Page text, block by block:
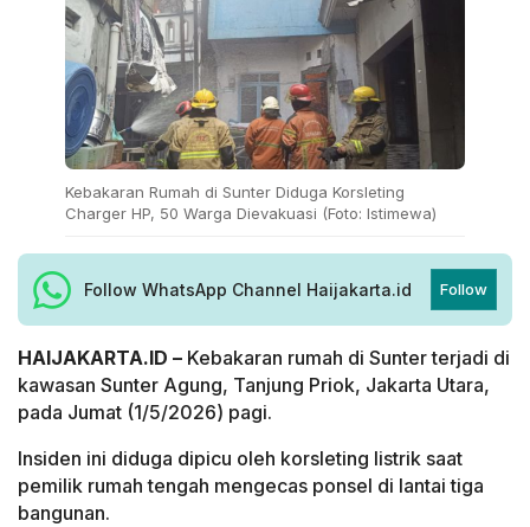
Kebakaran Rumah di Sunter Diduga Korsleting
Charger HP, 50 Warga Dievakuasi (Foto: Istimewa)
Follow WhatsApp Channel Haijakarta.id Follow
HAIJAKARTA.ID – Kebakaran rumah di Sunter terjadi di
kawasan Sunter Agung, Tanjung Priok, Jakarta Utara,
pada Jumat (1/5/2026) pagi.
Insiden ini diduga dipicu oleh korsleting listrik saat
pemilik rumah tengah mengecas ponsel di lantai tiga
bangunan.